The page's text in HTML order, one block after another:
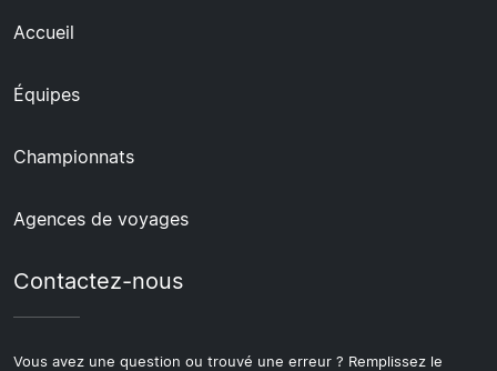
Accueil
Équipes
Championnats
Agences de voyages
Contactez-nous
Vous avez une question ou trouvé une erreur ? Remplissez le